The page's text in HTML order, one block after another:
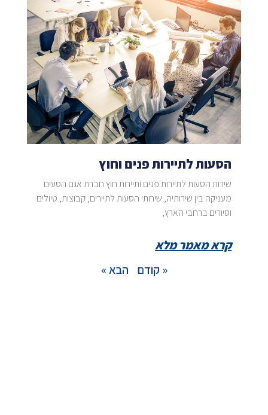
הסעות לתיירות פנים וחוץ
שירות הסעות לתיירות פנים ותיירות חוץ חברת אגם הסעים
מעניקה בין שירותיה, שירותי הסעות לתיירים, קבוצות, טיולים
וסיורים ברחבי הארץ,
קרא מאמר מלא
« קודם
הבא »